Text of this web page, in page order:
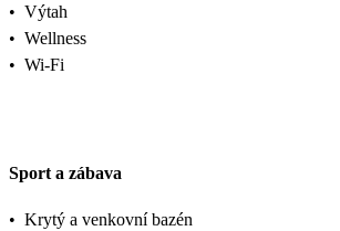
• Výtah
• Wellness
• Wi-Fi
Sport a zábava
• Krytý a venkovní bazén